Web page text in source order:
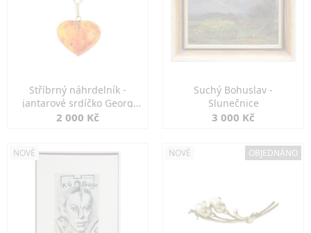
Stříbrný náhrdelník -
jantarové srdíčko Georg
Kramer
2 000 Kč
Suchý Bohuslav -
Slunečnice
3 000 Kč
NOVÉ NOVÉ OBJEDNÁNO